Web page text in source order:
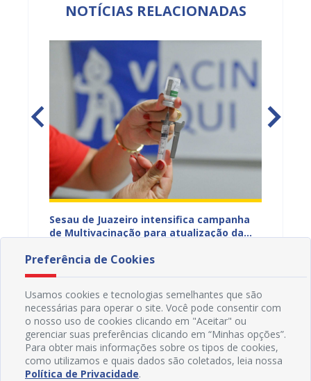
NOTÍCIAS RELACIONADAS
Sesau de Juazeiro intensifica campanha
de Multivacinação para atualização da
06/08/2026 16H49
Preferência de Cookies
Usamos cookies e tecnologias semelhantes que são
necessárias para operar o site. Você pode consentir com
o nosso uso de cookies clicando em "Aceitar" ou
gerenciar suas preferências clicando em “Minhas opções”.
Para obter mais informações sobre os tipos de cookies,
como utilizamos e quais dados são coletados, leia nossa
Política de Privacidade.